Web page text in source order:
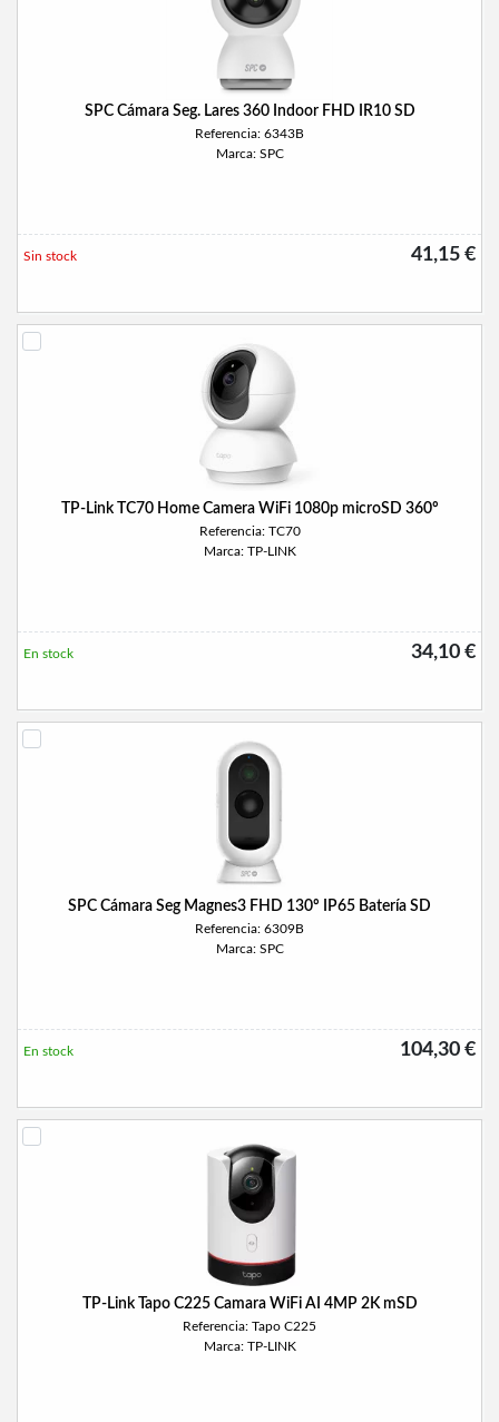
SPC Cámara Seg. Lares 360 Indoor FHD IR10 SD
Referencia: 6343B
Marca: SPC
41,15 €
Sin stock
TP-Link TC70 Home Camera WiFi 1080p microSD 360º
Referencia: TC70
Marca: TP-LINK
34,10 €
En stock
SPC Cámara Seg Magnes3 FHD 130º IP65 Batería SD
Referencia: 6309B
Marca: SPC
104,30 €
En stock
TP-Link Tapo C225 Camara WiFi AI 4MP 2K mSD
Referencia: Tapo C225
Marca: TP-LINK